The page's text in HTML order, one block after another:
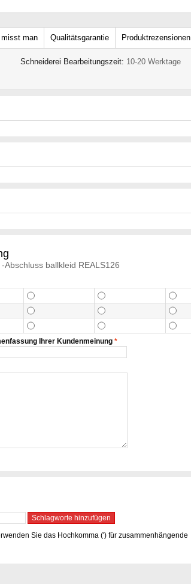
man Qualitätsgarantie Produktrezensionen
Schneiderei Bearbeitungszeit: 10-20 Werktage
Abschluss ballkleid REALS126
*
Ihrer Kundenmeinung
Schlagworte hinzufügen
Sie das Hochkomma (') für zusammenhängende